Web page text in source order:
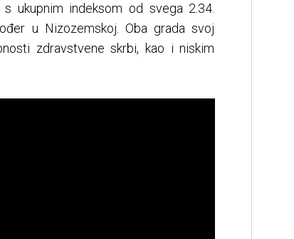
ukupnim indeksom od svega 2.34.
u Nizozemskoj. Oba grada svoj
zdravstvene skrbi, kao i niskim